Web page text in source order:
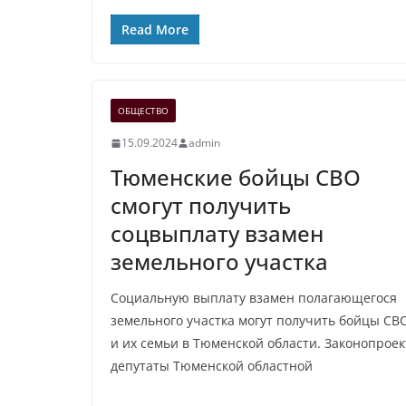
Read More
ОБЩЕСТВО
15.09.2024 admin
Тюменские бойцы СВО
смогут получить
соцвыплату взамен
земельного участка
Социальную выплату взамен полагающегося
земельного участка могут получить бойцы
и их семьи в Тюменской области.
депутаты Тюменской областной